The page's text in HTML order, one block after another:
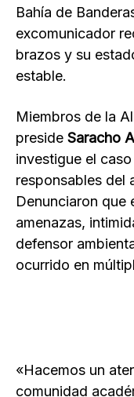
Bahía de
excomunicador
brazos y su
estable.
Miembros de la
preside Saracho
investigue el
responsables del
Denunciaron que
amenazas,
defensor
ocurrido en
«Hacemos un
comunidad